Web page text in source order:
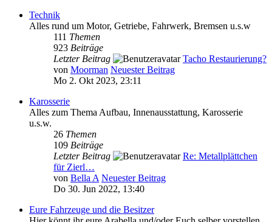
Technik
Alles rund um Motor, Getriebe, Fahrwerk, Bremsen u.s.w
111 Themen
923 Beiträge
Letzter Beitrag
Tacho Restaurierung?
von Moorman Neuester Beitrag
Mo 2. Okt 2023, 23:11
Karosserie
Alles zum Thema Aufbau, Innenausstattung, Karosserie
u.s.w.
26 Themen
109 Beiträge
Letzter Beitrag
Re: Metallplättchen
für Zierl…
von Bella A Neuester Beitrag
Do 30. Jun 2022, 13:40
Eure Fahrzeuge und die Besitzer